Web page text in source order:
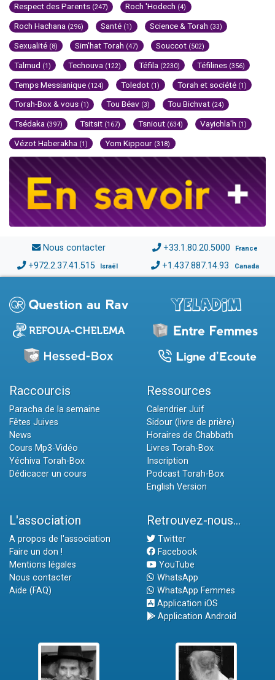
Respect des Parents (247) Roch 'Hodech (4)
Roch Hachana (296) Santé (1) Science & Torah (33)
Sexualité (8) Sim'hat Torah (47) Souccot (502)
Talmud (1) Techouva (122) Téfila (2230) Téfilines (356)
Temps Messianique (124) Toledot (1) Torah et société (1)
Torah-Box & vous (1) Tou Béav (3) Tou Bichvat (24)
Tsédaka (397) Tsitsit (167) Tsniout (634) Vayichla'h (1)
Vézot Haberakha (1) Yom Kippour (318)
Nous contacter +33.1.80.20.5000 France
+972.2.37.41.515 Israël +1.437.887.14.93 Canada
Raccourcis
Paracha de la semaine
Fêtes Juives
News
Cours Mp3-Vidéo
Yéchiva Torah-Box
Dédicacer un cours
Ressources
Calendrier Juif
Sidour (livre de prière)
Horaires de Chabbath
Livres Torah-Box
Inscription
Podcast Torah-Box
English Version
L'association
A propos de l'association
Faire un don !
Mentions légales
Nous contacter
Aide (FAQ)
Retrouvez-nous...
Twitter
Facebook
YouTube
WhatsApp
WhatsApp Femmes
Application iOS
Application Android